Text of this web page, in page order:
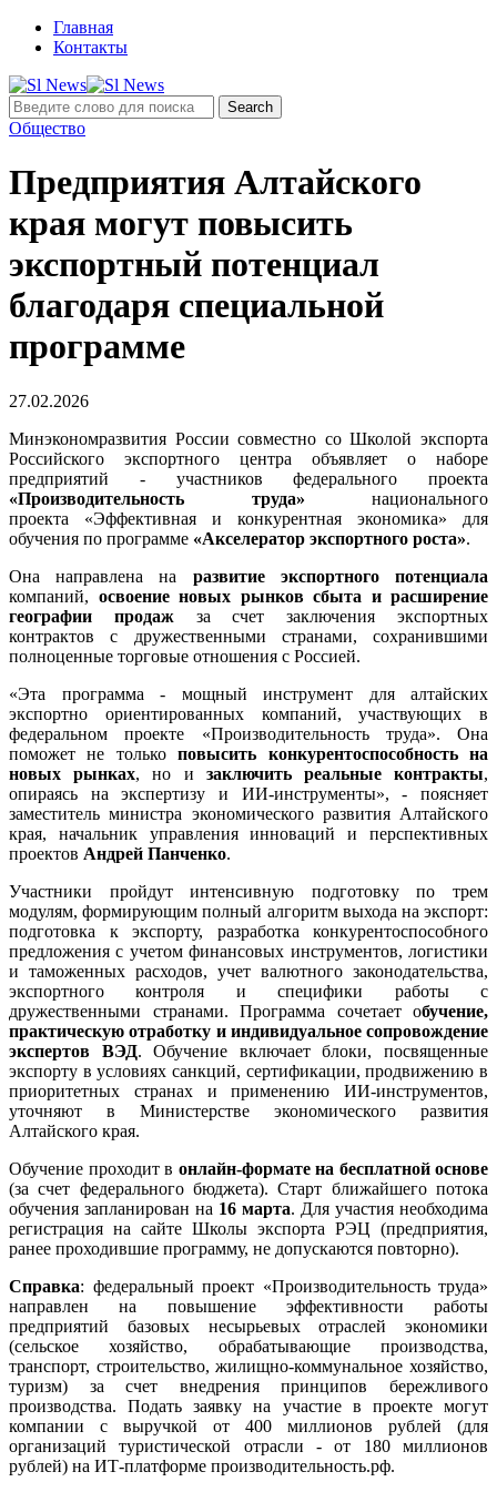
Главная
Контакты
Общество
Предприятия Алтайского
края могут повысить
экспортный потенциал
благодаря специальной
программе
27.02.2026
Минэкономразвития России совместно со Школой экспорта
Российского экспортного центра объявляет о наборе
предприятий - участников федерального проекта
«Производительность труда» национального
проекта «Эффективная и конкурентная экономика» для
обучения по программе «Акселератор экспортного роста».
Она направлена на развитие экспортного потенциала
компаний, освоение новых рынков сбыта и расширение
географии продажза счет заключения экспортных
контрактов с дружественными странами, сохранившими
полноценные торговые отношения с Россией.
«Эта программа - мощный инструмент для алтайских
экспортно ориентированных компаний, участвующих в
федеральном проекте «Производительность труда». Она
поможет не толькоповысить конкурентоспособность на
новых рынках, но и заключить реальные контракты,
опираясь на экспертизу и ИИ-инструменты», - поясняет
заместитель министра экономического развития Алтайского
края, начальник управления инноваций и перспективных
проектов Андрей Панченко.
Участники пройдут интенсивную подготовку по трем
модулям, формирующим полный алгоритм выхода на экспорт:
подготовка к экспорту, разработка конкурентоспособного
предложения с учетом финансовых инструментов, логистики
и таможенных расходов, учет валютного законодательства,
экспортного контроля и специфики работы с
дружественными странами. Программа сочетает обучение,
практическую отработку и индивидуальное сопровождение
экспертов ВЭД. Обучение включает блоки, посвященные
экспорту в условиях санкций, сертификации, продвижению в
приоритетных странах и применению ИИ-инструментов,
уточняют в Министерстве экономического развития
Алтайского края.
Обучение проходит в онлайн-формате на бесплатной основе
(за счет федерального бюджета). Старт ближайшего потока
обучения запланирован на 16 марта. Для участия необходима
регистрация на сайте Школы экспорта РЭЦ (предприятия,
ранее проходившие программу, не допускаются повторно).
Справка: федеральный проект «Производительность труда»
направлен на повышение эффективности работы
предприятий базовых несырьевых отраслей экономики
(сельское хозяйство, обрабатывающие производства,
транспорт, строительство, жилищно-коммунальное хозяйство,
туризм) за счет внедрения принципов бережливого
производства. Подать заявку на участие в проекте могут
компании с выручкой от 400 миллионов рублей (для
организаций туристической отрасли - от 180 миллионов
рублей) на ИТ-платформе производительность.рф.